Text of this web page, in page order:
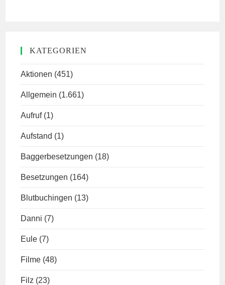
KATEGORIEN
Aktionen (451)
Allgemein (1.661)
Aufruf (1)
Aufstand (1)
Baggerbesetzungen (18)
Besetzungen (164)
Blutbuchingen (13)
Danni (7)
Eule (7)
Filme (48)
Filz (23)